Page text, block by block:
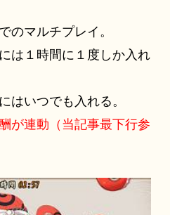
のマルチプレイ。
は１時間に１度しか入れ
はいつでも入れる。
が連動（当記事最下行参